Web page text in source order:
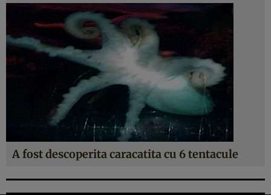
A fost descoperita caracatita cu 6 tentacule